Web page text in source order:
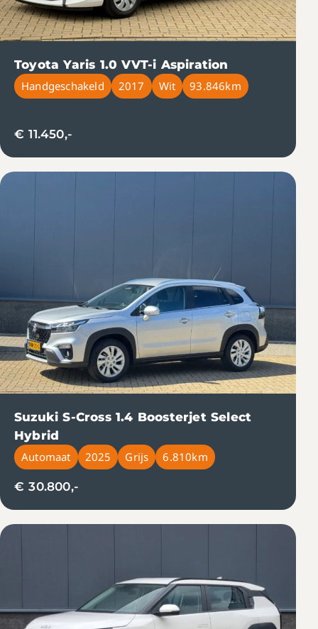
Toyota Yaris 1.0 VVT-i Aspiration
Handgeschakeld
2017 Wit 93.846km
€ 11.450,-
Suzuki S-Cross 1.4 Boosterjet Select
Hybrid
Automaat
2025 Grijs 6.810km
€ 30.800,-